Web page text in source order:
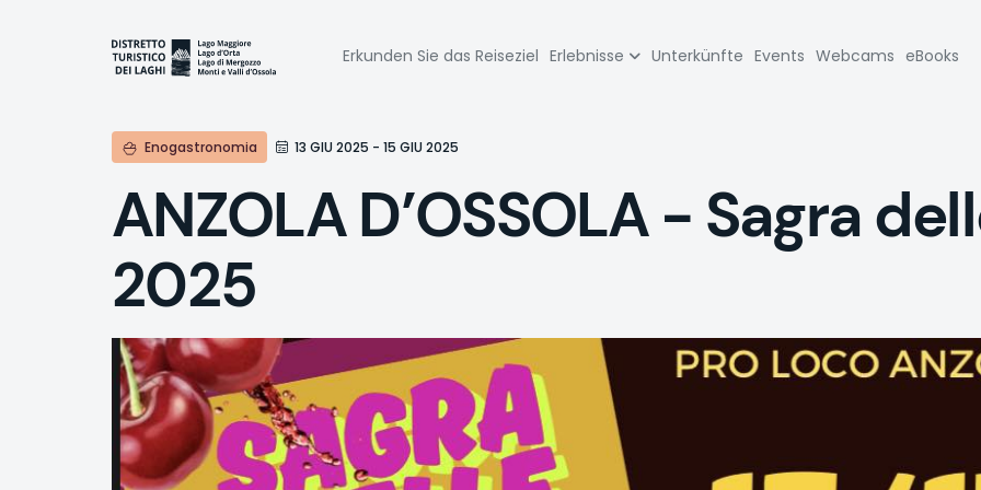
Navigazione
principale
Erkunden Sie das Reiseziel Erlebnisse Unterkünfte Events Webcams eBooks
Enogastronomia 13 GIU 2025 - 15 GIU 2025
ANZOLA D’OSSOLA - Sagra
2025